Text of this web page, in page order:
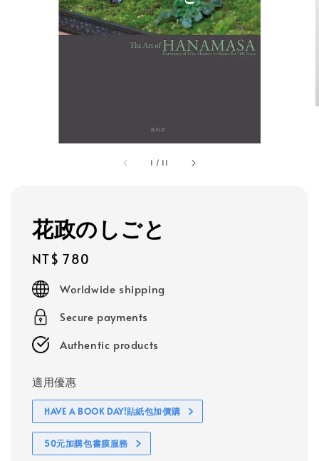
1 / 11
花政のしごと
Regular
price
NT$ 780
Worldwide shipping
Secure payments
Authentic products
適用優惠
HAVE A BOOK DAY!貼紙包加價購
50元加購包書膜服務